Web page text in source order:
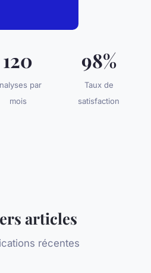
120
par
mois
98%
Taux de
satisfaction
articles
récentes